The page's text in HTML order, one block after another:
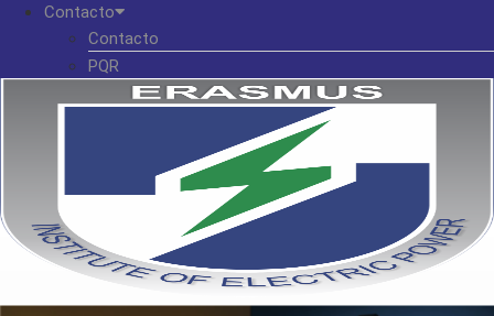
Contacto
Contacto
PQR